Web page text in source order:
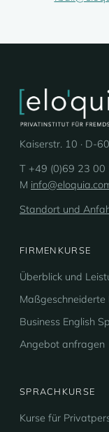
Kaiserstr. 10 · D-
T +49 (0)69 23 00
M
Standort und
FIRMENKURSE
Überblick und
Maßgeschneiderte
Business English
Angebot anfragen
SPRACHKURSE
Kurse für